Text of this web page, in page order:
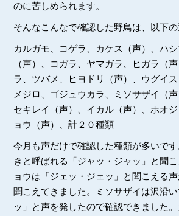
のに苦しめられます。
そんなこんなで確認した野鳥は、以下の
カルガモ、コゲラ、カケス（声）、ハ
（声）、コガラ、ヤマガラ、ヒガラ（
ラ、ツバメ、ヒヨドリ（声）、ウグイス
メジロ、ゴジュウカラ、ミソサザイ（
セキレイ（声）、イカル（声）、ホオ
ョウ（声）、計２０種類
今月も声だけで確認した種類が多いで
きと呼ばれる「ジャッ・ジャッ」と聞
ョウは「ジェッ・ジェッ」と聞こえる
聞こえてきました。ミソサザイは沢沿
ッ」と声を発したので確認できました